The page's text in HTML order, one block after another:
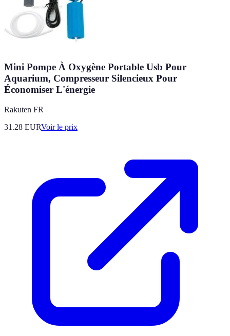
Mini Pompe À Oxygène Portable Usb Pour
Aquarium, Compresseur Silencieux Pour
Économiser L'énergie
Rakuten FR
31.28 EURVoir le prix